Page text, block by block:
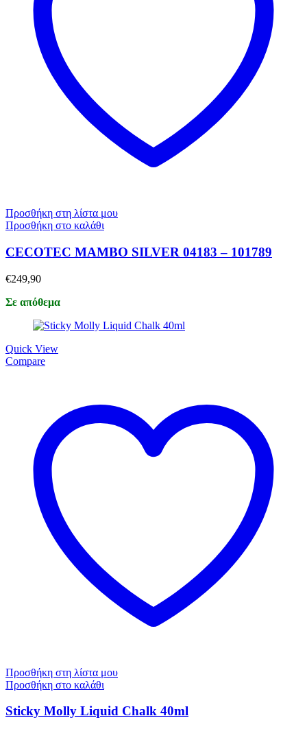
Προσθήκη στη λίστα μου
Προσθήκη στο καλάθι
CECOTEC MAMBO SILVER 04183 – 101789
€249,90
Σε απόθεμα
Quick View
Compare
Προσθήκη στη λίστα μου
Προσθήκη στο καλάθι
Sticky Molly Liquid Chalk 40ml